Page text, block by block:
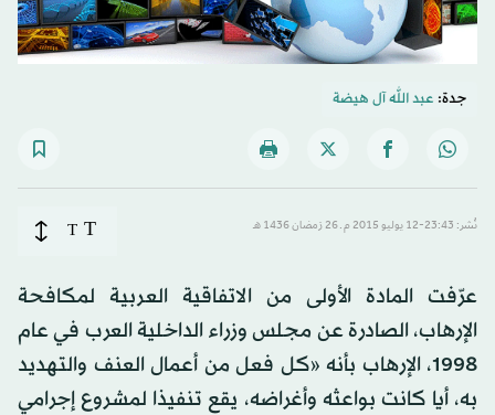
جدة: عبد الله آل هيضة
نُشر: 23:43-12 يوليو 2015 م ـ 26 رَمضان 1436 هـ T
T
عرّفت المادة الأولى من الاتفاقية العربية لمكافحة
الإرهاب، الصادرة عن مجلس وزراء الداخلية العرب في عام
1998، الإرهاب بأنه «كل فعل من أعمال العنف والتهديد
به، أيا كانت بواعثه وأغراضه، يقع تنفيذا لمشروع إجرامي